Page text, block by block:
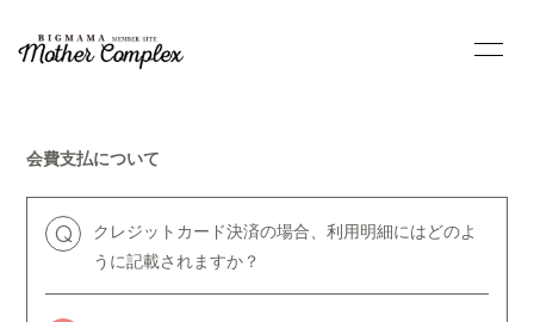
MOVIE
RADIO Q&A
Official Site
会費支払について
Q
クレジットカード決済の場合、利用明細にはどのよ
うに記載されますか？